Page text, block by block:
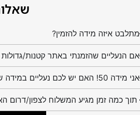
מתלבט איזה מידה להזמין?
אם הנעליים שהזמנתי באתר קטנות/
אני מידה 50! האם יש לכם נעליים במידה שלי?
תוך כמה זמן מגיע המשלוח לצפון/דרום